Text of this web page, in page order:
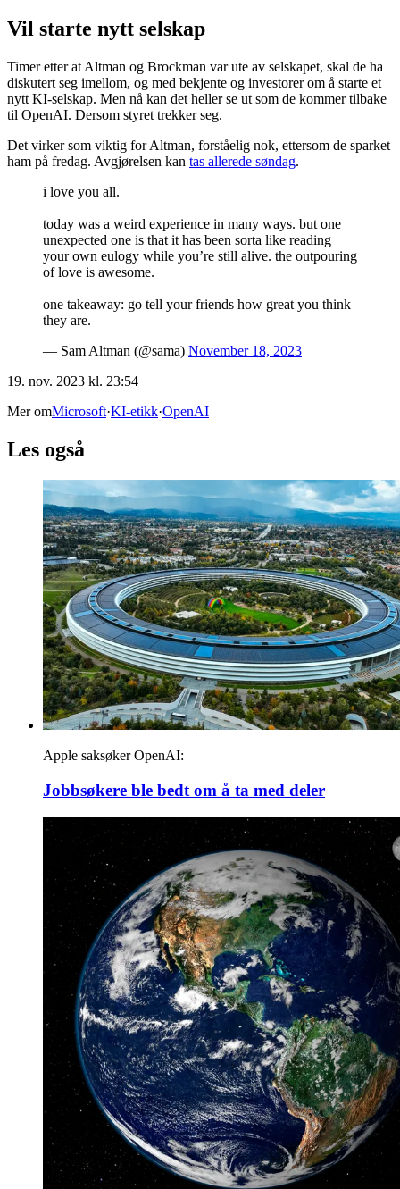
Vil starte nytt selskap
Timer etter at Altman og Brockman var ute av selskapet, skal de ha
diskutert seg imellom, og med bekjente og investorer om å starte et
nytt KI-selskap. Men nå kan det heller se ut som de kommer tilbake
til OpenAI. Dersom styret trekker seg.
Det virker som viktig for Altman, forståelig nok, ettersom de sparket
ham på fredag. Avgjørelsen kan tas allerede søndag.
i love you all.
today was a weird experience in many ways. but one
unexpected one is that it has been sorta like reading
your own eulogy while you’re still alive. the outpouring
of love is awesome.
one takeaway: go tell your friends how great you think
they are.
— Sam Altman (@sama) November 18, 2023
19. nov. 2023 kl. 23:54
Mer omMicrosoft·KI-etikk·OpenAI
Les også
Apple saksøker OpenAI:
Jobbsøkere ble bedt om å ta med deler